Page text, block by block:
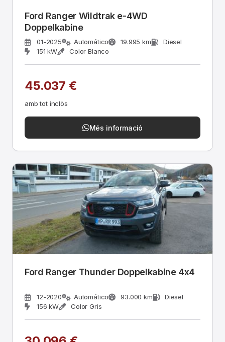
Ford Ranger Wildtrak e-4WD
Doppelkabine
01-2025 Automático 19.995 km
Diesel
151 kW
Color Blanco
45.037 €
amb tot inclòs
Més informació
Ford Ranger Thunder Doppelkabine 4x4
12-2020 Automático 93.000 km
Diesel
156 kW
Color Gris